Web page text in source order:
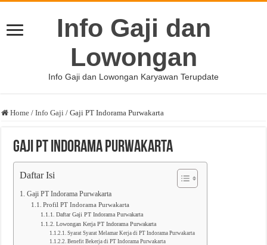
Info Gaji dan
Lowongan
Info Gaji dan Lowongan Karyawan Terupdate
Home / Info Gaji / Gaji PT Indorama Purwakarta
Gaji PT Indorama Purwakarta
Daftar Isi
Gaji PT Indorama Purwakarta
Profil PT Indorama Purwakarta
Daftar Gaji PT Indorama Purwakarta
Lowongan Kerja PT Indorama Purwakarta
Syarat Syarat Melamar Kerja di PT Indorama Purwakarta
Benefit Bekerja di PT Indorama Purwakarta